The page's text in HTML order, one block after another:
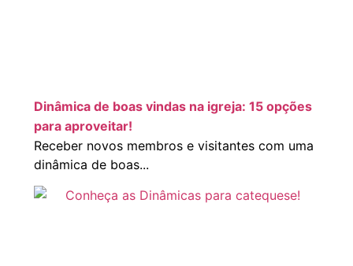
Dinâmica de boas vindas na igreja: 15 opções
para aproveitar!
Receber novos membros e visitantes com uma
dinâmica de boas...